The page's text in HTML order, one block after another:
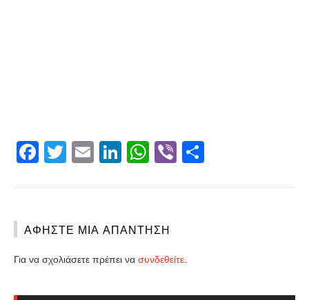
Facebook
Twitter
EmailLinkedIn
WhatsApp
Viber
ΑΦΉΣΤΕ ΜΙΑ ΑΠΆΝΤΗΣΗ
Για να σχολιάσετε πρέπει να συνδεθείτε